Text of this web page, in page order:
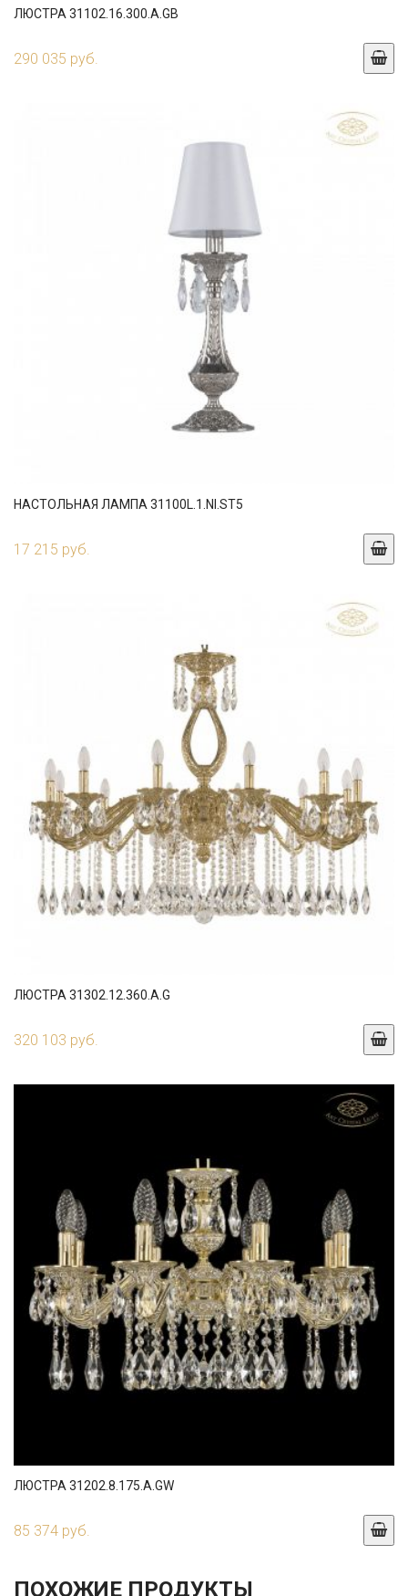
ЛЮСТРА 31102.16.300.A.GB
290 035 руб.
НАСТОЛЬНАЯ ЛАМПА 31100L.1.NI.ST5
17 215 руб.
ЛЮСТРА 31302.12.360.A.G
320 103 руб.
ЛЮСТРА 31202.8.175.A.GW
85 374 руб.
ПОХОЖИЕ ПРОДУКТЫ